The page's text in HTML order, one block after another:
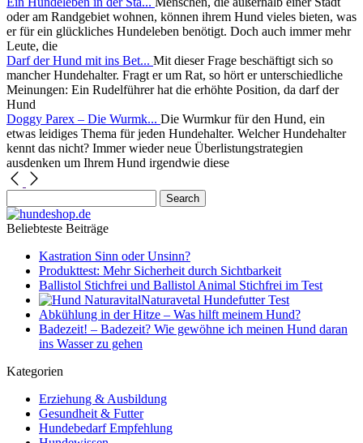
oder am Randgebiet wohnen, können ihrem Hund vieles bieten, was
er für ein glückliches Hundeleben benötigt. Doch auch immer mehr
Leute, die
Darf der Hund mit ins Bet... Mit dieser Frage beschäftigt sich so
mancher Hundehalter. Fragt er um Rat, so hört er unterschiedliche
Meinungen: Ein Rudelführer hat die erhöhte Position, da darf der
Hund
Doggy Parex – Die Wurmk... Die Wurmkur für den Hund, ein
etwas leidiges Thema für jeden Hundehalter. Welcher Hundehalter
kennt das nicht? Immer wieder neue Überlistungstrategien
ausdenken um Ihrem Hund irgendwie diese
Beliebteste Beiträge
Kastration Sinn oder Unsinn?
Produkttest: Mehr Sicherheit durch Sichtbarkeit
Ballistol Stichfrei und Ballistol Animal Stichfrei im Test
Naturavetal Hundefutter Test
Abkühlung in der Hitze – Was hilft meinem Hund?
Badezeit! – Badezeit? Wie gewöhne ich meinen Hund daran
ins Wasser zu gehen
Kategorien
Erziehung & Ausbildung
Gesundheit & Futter
Hundebedarf Empfehlung